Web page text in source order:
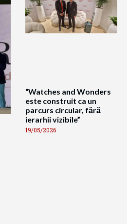
“Watches and Wonders
este construit ca un
parcurs circular, fără
ierarhii vizibile”
19/05/2026